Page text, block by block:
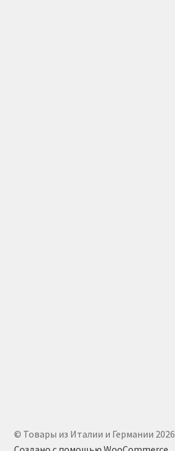
© Товары из Италии и Германии 2026